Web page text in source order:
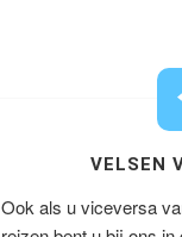
VELSEN
Ook als u viceversa